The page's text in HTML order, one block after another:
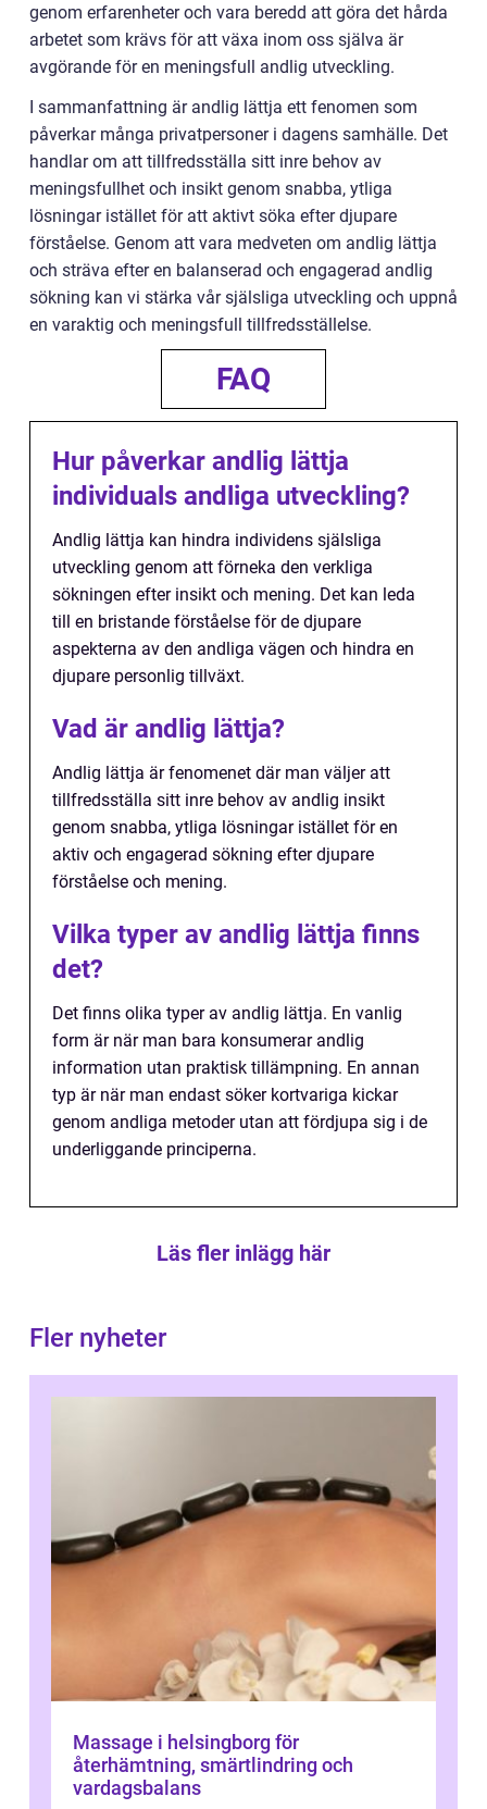
genom erfarenheter och vara beredd att göra det hårda
arbetet som krävs för att växa inom oss själva är
avgörande för en meningsfull andlig utveckling.
I sammanfattning är andlig lättja ett fenomen som
påverkar många privatpersoner i dagens samhälle. Det
handlar om att tillfredsställa sitt inre behov av
meningsfullhet och insikt genom snabba, ytliga
lösningar istället för att aktivt söka efter djupare
förståelse. Genom att vara medveten om andlig lättja
och sträva efter en balanserad och engagerad andlig
sökning kan vi stärka vår själsliga utveckling och uppnå
en varaktig och meningsfull tillfredsställelse.
FAQ
Hur påverkar andlig lättja
individuals andliga utveckling?
Andlig lättja kan hindra individens själsliga
utveckling genom att förneka den verkliga
sökningen efter insikt och mening. Det kan leda
till en bristande förståelse för de djupare
aspekterna av den andliga vägen och hindra en
djupare personlig tillväxt.
Vad är andlig lättja?
Andlig lättja är fenomenet där man väljer att
tillfredsställa sitt inre behov av andlig insikt
genom snabba, ytliga lösningar istället för en
aktiv och engagerad sökning efter djupare
förståelse och mening.
Vilka typer av andlig lättja finns
det?
Det finns olika typer av andlig lättja. En vanlig
form är när man bara konsumerar andlig
information utan praktisk tillämpning. En annan
typ är när man endast söker kortvariga kickar
genom andliga metoder utan att fördjupa sig i de
underliggande principerna.
Läs fler inlägg här
Fler nyheter
Massage i helsingborg för
återhämtning, smärtlindring och
vardagsbalans